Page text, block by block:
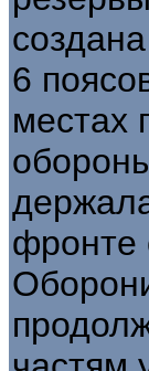
6
местах
фронте